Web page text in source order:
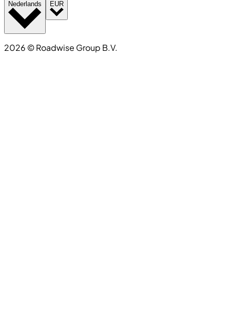
Nederlands EUR
2026 ©Roadwise Group B.V.